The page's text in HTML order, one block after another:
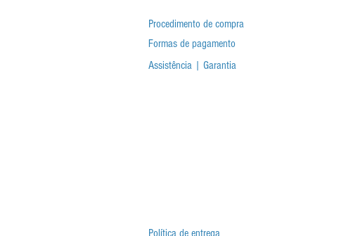
Procedimento de compra
Formas de pagamento
Assistência | Garantia